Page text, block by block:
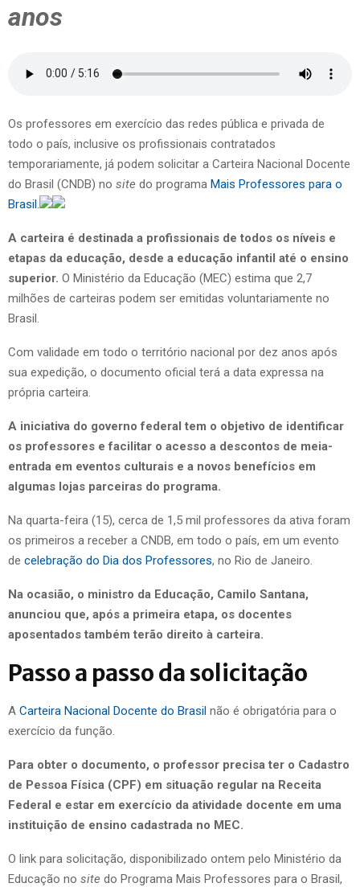
anos
Os professores em exercício das redes pública e privada de
todo o país, inclusive os profissionais contratados
temporariamente, já podem solicitar a Carteira Nacional Docente
do Brasil (CNDB) no site do programa Mais Professores para o
Brasil
A carteira é destinada a profissionais de todos os níveis e
etapas da educação, desde a educação infantil até o ensino
superior. O Ministério da Educação (MEC) estima que 2,7
milhões de carteiras podem ser emitidas voluntariamente no
Brasil.
Com validade em todo o território nacional por dez anos após
sua expedição, o documento oficial terá a data expressa na
própria carteira.
A iniciativa do governo federal tem o objetivo de identificar
os professores e facilitar o acesso a descontos de meia-
entrada em eventos culturais e a novos benefícios em
algumas lojas parceiras do programa.
Na quarta-feira (15), cerca de 1,5 mil professores da ativa foram
os primeiros a receber a CNDB, em todo o país, em um evento
de celebração do Dia dos Professores, no Rio de Janeiro.
Na ocasião, o ministro da Educação, Camilo Santana,
anunciou que, após a primeira etapa, os docentes
aposentados também terão direito à carteira.
Passo a passo da solicitação
A Carteira Nacional Docente do Brasil não é obrigatória para o
exercício da função.
Para obter o documento, o professor precisa ter o Cadastro
de Pessoa Física (CPF) em situação regular na Receita
Federal e estar em exercício da atividade docente em uma
instituição de ensino cadastrada no MEC.
O link para solicitação, disponibilizado ontem pelo Ministério da
Educação no site do Programa Mais Professores para o Brasil,